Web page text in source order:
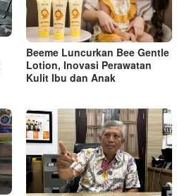
Beeme Luncurkan Bee Gentle
Lotion, Inovasi Perawatan
Kulit Ibu dan Anak